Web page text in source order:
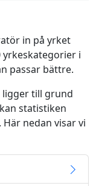
in på yrket
yrkeskategorier i
passar bättre.
ligger till grund
statistiken
nedan visar vi